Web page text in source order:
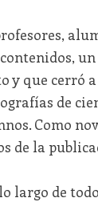
y que cerró
de
Como
de la
largo de